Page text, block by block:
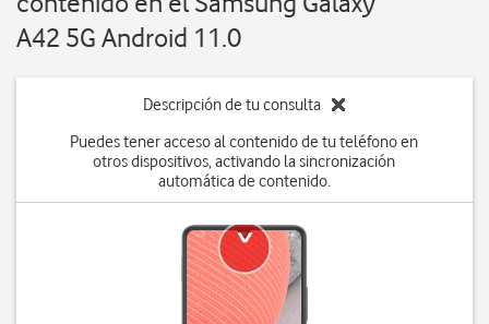
A42 5G Android 11.0
Descripción de tu consulta
Puedes tener acceso al contenido de tu teléfono en
otros dispositivos, activando la sincronización
automática de contenido.